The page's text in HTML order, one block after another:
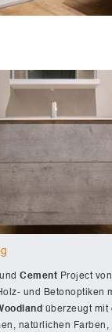
und Cement Project
und Betonoptiken
überzeugt mit
natürlichen